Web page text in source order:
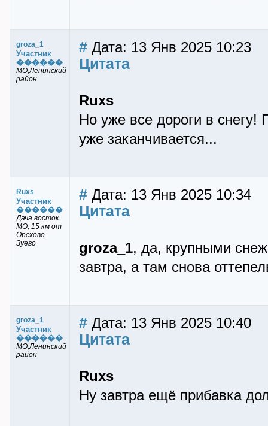
groza_1
Участник
������
МО,Ленинский
район
# Дата: 13 Янв 2025 10:23
Цитата
Ruxs
Но уже все дороги в снегу!
уже заканчивается...
Ruxs
Участник
������
Дача восток
МО, 15 км от
Орехово-
Зуево
# Дата: 13 Янв 2025 10:34
Цитата
groza_1, да, крупными
завтра, а там снова
groza_1
Участник
������
МО,Ленинский
район
# Дата: 13 Янв 2025 10:40
Цитата
Ruxs
Ну завтра ещё прибавка